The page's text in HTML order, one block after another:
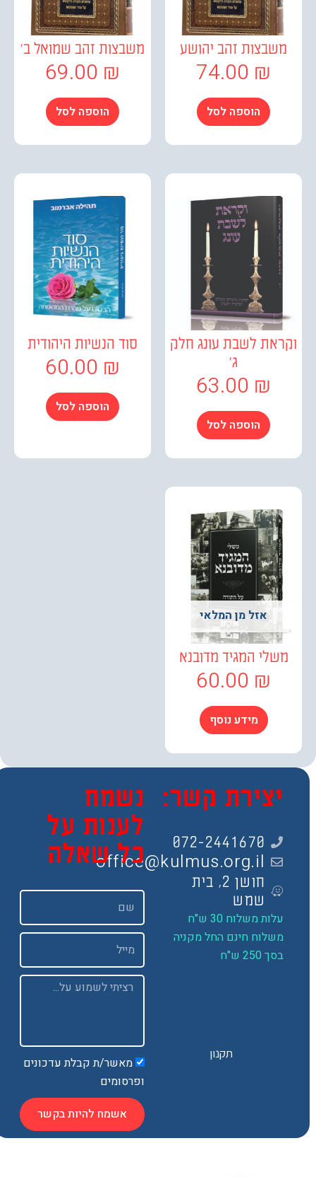
זהב יהושע
74.00
הוספה לסל
משבצות זהב שמואל ב'
69.00
הוספה לסל
לשבת עונג חלק
63.00
הוספה לסל
סוד הנשיות היהודית
60.00
הוספה לסל
אזל מן המלאי
המגיד מדובנא
60.00
מידע נוסף
קשר:
072-2441670
office@kulmus.org.il
חושן 2, בית
שמש
משלוח 30 ש"ח
חינם החל מקניה
נשמח
לענות על
כל שאלה
Email
Message
מאשר/ת קבלת עדכונים
ופרסומים
אשמח להיות בקשר